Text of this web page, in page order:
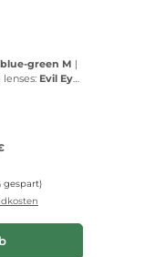
blue-green M |
Evil Eye
gespart)